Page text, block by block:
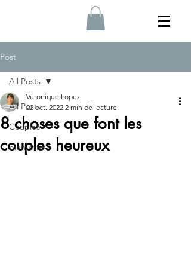
Post
All Posts
Couples
bien-être
All Posts
8 choses que font les
couples heureux
Véronique Lopez
22 oct. 2022 2 min de lecture